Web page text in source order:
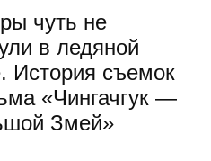
чуть не
в ледяной
История съемок
«Чингачгук —
Змей»